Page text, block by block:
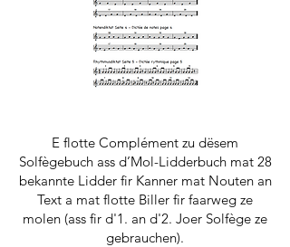
E flotte Complément zu dësem
Solfègebuch ass d’Mol-Lidderbuch mat 28
bekannte Lidder fir Kanner mat Nouten an
Text a mat flotte Biller fir faarweg ze
molen (ass fir d'1. an d'2. Joer Solfège ze
gebrauchen).